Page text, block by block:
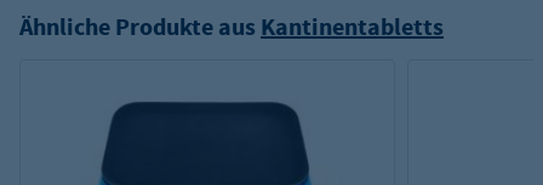
Ähnliche Produkte aus Kantinentabletts